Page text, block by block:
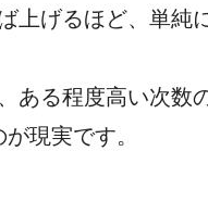
上げるほど、単純
ある程度高い次数
現実です。